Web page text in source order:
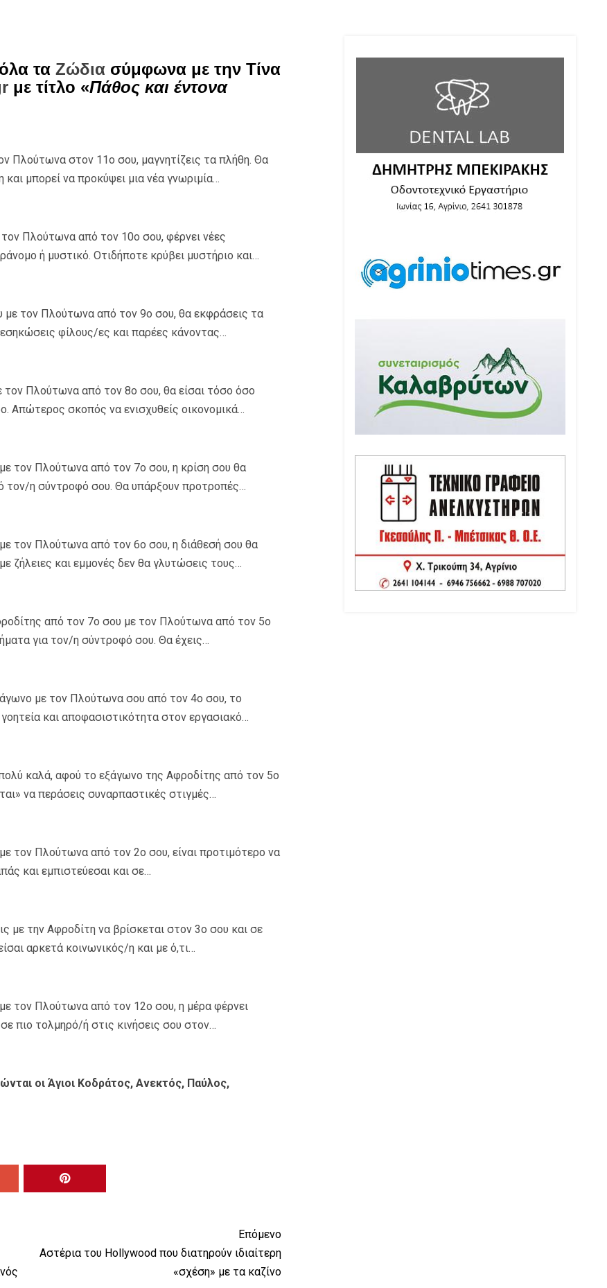
τα Ζώδιασύμφωνα με την Τίνα
με τίτλο «Πάθος και έντονα
Πλούτωνα στον 11ο σου, μαγνητίζεις τα πλήθη. Θα
και μπορεί να προκύψει μια νέα γνωριμία…
Πλούτωνα από τον 10ο σου, φέρνει νέες
ή μυστικό. Οτιδήποτε κρύβει μυστήριο και…
τον Πλούτωνα από τον 9ο σου, θα εκφράσεις τα
φίλους/ες και παρέες κάνοντας…
Πλούτωνα από τον 8ο σου, θα είσαι τόσο όσο
Απώτερος σκοπός να ενισχυθείς οικονομικά…
τον Πλούτωνα από τον 7ο σου, η κρίση σου θα
τον/η σύντροφό σου. Θα υπάρξουν προτροπές…
τον Πλούτωνα από τον 6ο σου, η διάθεσή σου θα
ζήλειες και εμμονές δεν θα γλυτώσεις τους…
από τον 7ο σου με τον Πλούτωνα από τον 5ο
για τον/η σύντροφό σου. Θα έχεις…
με τον Πλούτωνα σου από τον 4ο σου, το
και αποφασιστικότητα στον εργασιακό…
καλά, αφού το εξάγωνο της Αφροδίτης από τον 5ο
να περάσεις συναρπαστικές στιγμές…
τον Πλούτωνα από τον 2ο σου, είναι προτιμότερο να
και εμπιστεύεσαι και σε…
με την Αφροδίτη να βρίσκεται στον 3ο σου και σε
αρκετά κοινωνικός/η και με ό,τι…
τον Πλούτωνα από τον 12ο σου, η μέρα φέρνει
πιο τολμηρό/ή στις κινήσεις σου στον…
οι Άγιοι Κοδράτος, Ανεκτός, Παύλος,
Επόμενο
Αστέρια του Hollywood που διατηρούν ιδιαίτερη
«σχέση» με τα καζίνο